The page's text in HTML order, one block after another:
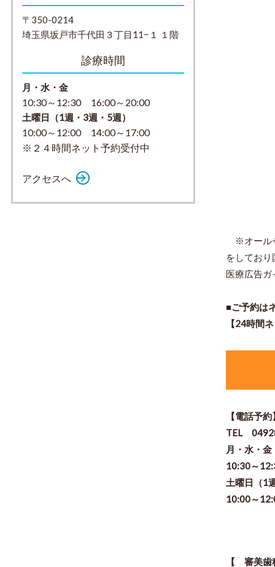
※オール
をしてお
医療広告
■ご予約は
【24時間
【電話予約
TEL
月・水・
10:30～
土曜日（1
10:00～
【 審美
〒350-0214
埼玉県坂戸市千代田３丁目11−１ １階
診療時間
月・水・金
10:30～12:30 16:00～20:00
土曜日（1週・3週・5週）
10:00～12:00 14:00～17:00
※２４時間ネット予約受付中
アクセスへ